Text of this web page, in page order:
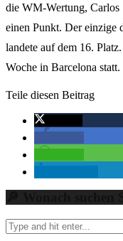
die WM-Wertung, Carlos
einen Punkt. Der einzige
landete auf dem 16.
Woche in Barcelona
Teile diesen Beitrag